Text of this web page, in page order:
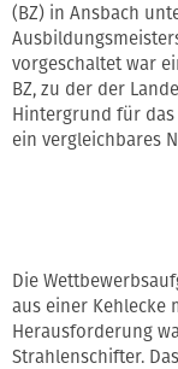
(BZ) in Ansbach
vorgeschaltet war
BZ, zu der der
Hintergrund für
ein vergleichbares
Die
aus einer Kehlecke
Herausforderung
Strahlenschifter.